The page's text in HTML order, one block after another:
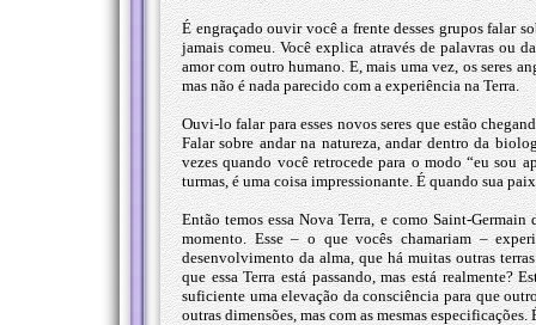
É engraçado ouvir você a frente desses grupos falar
jamais comeu. Você explica através de palavras ou
amor com outro humano. E, mais uma vez, os seres
mas não é nada parecido com a experiência na Terra.
Ouvi-lo falar para esses novos seres que estão
Falar sobre andar na natureza, andar dentro da
vezes quando você retrocede para o modo “eu sou
turmas, é uma coisa impressionante. É quando sua
Então temos essa Nova Terra, e como Saint-
momento. Esse – o que vocês chamariam –
desenvolvimento da alma, que há muitas outras
que essa Terra está passando, mas está realmente?
suficiente uma elevação da consciência para que
outras dimensões, mas com as mesmas especificações.